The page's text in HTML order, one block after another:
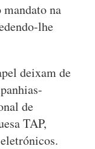
na
lhe
deixam de
de
TAP,